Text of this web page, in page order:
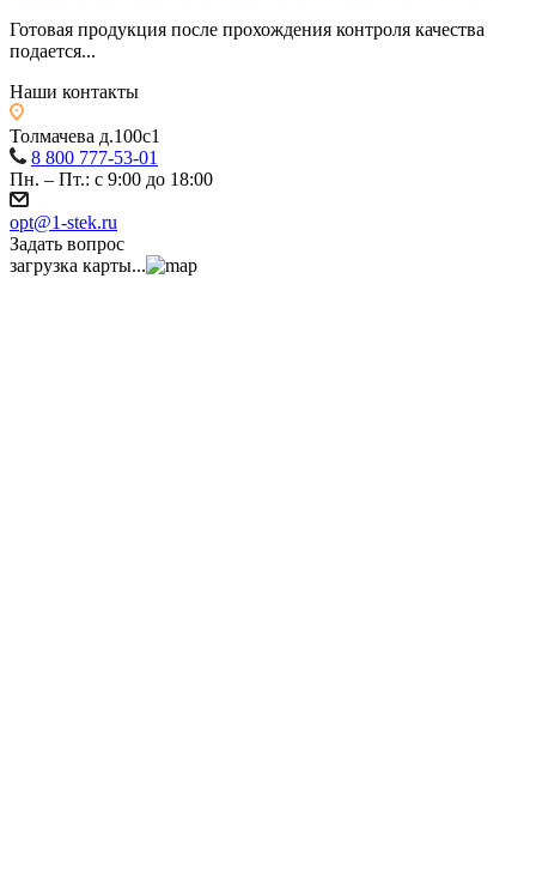
Готовая продукция после прохождения контроля качества
подается...
Наши контакты
Толмачева д.100с1
8 800 777-53-01
Пн. – Пт.: с 9:00 до 18:00
opt@1-stek.ru
Задать вопрос
загрузка карты...